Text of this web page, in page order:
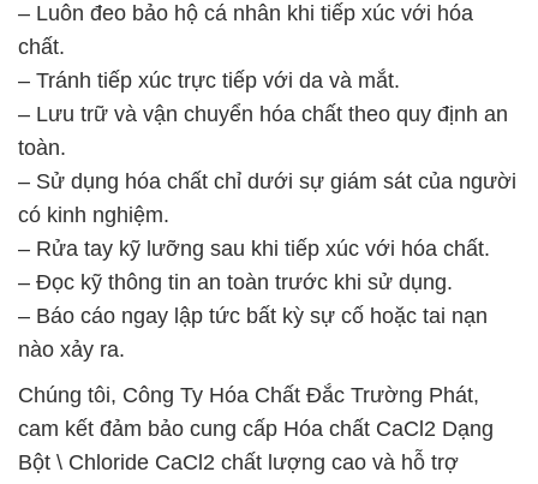
– Luôn đeo bảo hộ cá nhân khi tiếp xúc với hóa
chất.
– Tránh tiếp xúc trực tiếp với da và mắt.
– Lưu trữ và vận chuyển hóa chất theo quy định an
toàn.
– Sử dụng hóa chất chỉ dưới sự giám sát của người
có kinh nghiệm.
– Rửa tay kỹ lưỡng sau khi tiếp xúc với hóa chất.
– Đọc kỹ thông tin an toàn trước khi sử dụng.
– Báo cáo ngay lập tức bất kỳ sự cố hoặc tai nạn
nào xảy ra.
Chúng tôi, Công Ty Hóa Chất Đắc Trường Phát,
cam kết đảm bảo cung cấp Hóa chất CaCl2 Dạng
Bột \ Chloride CaCl2 chất lượng cao và hỗ trợ